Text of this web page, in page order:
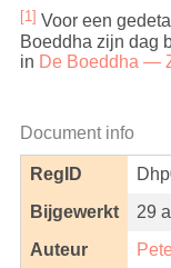
[1] Voor een
Boeddha zijn dag
in De Boeddha —
Document info
RegID
Bijgewerkt
29
Auteur